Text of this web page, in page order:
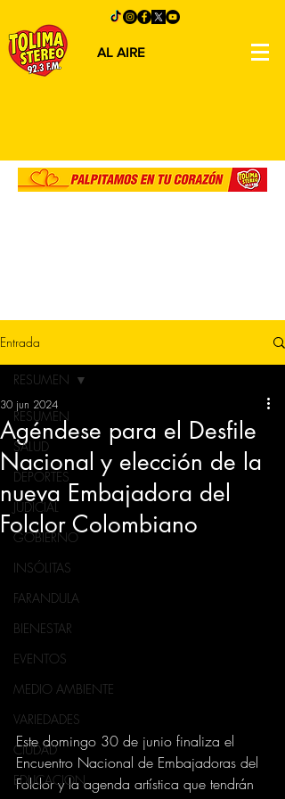
AL AIRE
Entrada
RESUMEN
SALUD
DEPORTES
JUDICIAL
GOBIERNO
INSÓLITAS
FARANDULA
BIENESTAR
EVENTOS
MEDIO AMBIENTE
VARIEDADES
CIUDAD
EDUCACION
RESUMEN
Agéndese para el Desfile
Nacional y elección de la
nueva Embajadora del
Folclor Colombiano
30 jun 2024
Este domingo 30 de junio finaliza el
Encuentro Nacional de Embajadoras del
Folclor y la agenda artística que tendrán